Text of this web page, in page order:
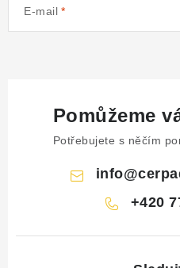
E-mail
Pomůžeme
Potřebujete s něčím
info@
+420